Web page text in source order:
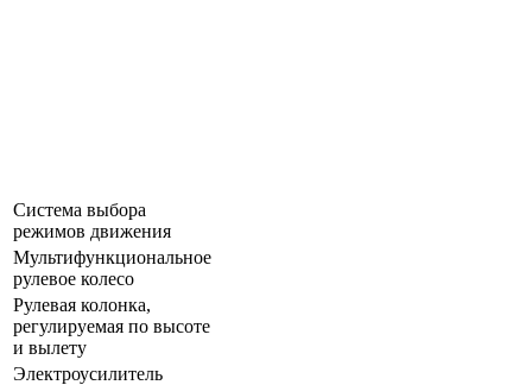
Система выбора
режимов движения
Мультифункциональное
рулевое колесо
Рулевая колонка,
регулируемая по высоте
и вылету
Электроусилитель